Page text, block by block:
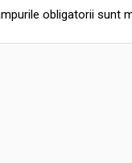
obligatorii sunt